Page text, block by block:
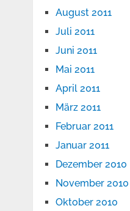
August 2011
Juli 2011
Juni 2011
Mai 2011
April 2011
März 2011
Februar 2011
Januar 2011
Dezember 2010
November 2010
Oktober 2010